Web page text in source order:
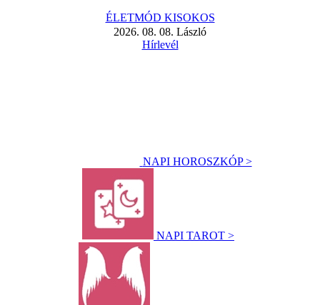
ÉLETMÓD KISOKOS
2026. 08. 08. László
Hírlevél
NAPI HOROSZKÓP >
NAPI TAROT >